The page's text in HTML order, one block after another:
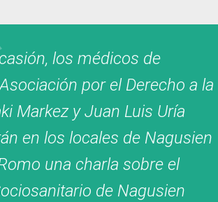
los médicos de
por el Derecho a la
Markez y Juan Luis Uría
en los locales de Nagusien
una charla sobre el
de Nagusien